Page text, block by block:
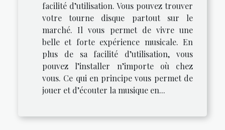
facilité d’utilisation. Vous pouvez trouver
votre tourne disque partout sur le
marché. Il vous permet de vivre une
belle et forte expérience musicale. En
plus de sa facilité d’utilisation, vous
pouvez l’installer n’importe où chez
vous. Ce qui en principe vous permet de
jouer et d’écouter la musique en...